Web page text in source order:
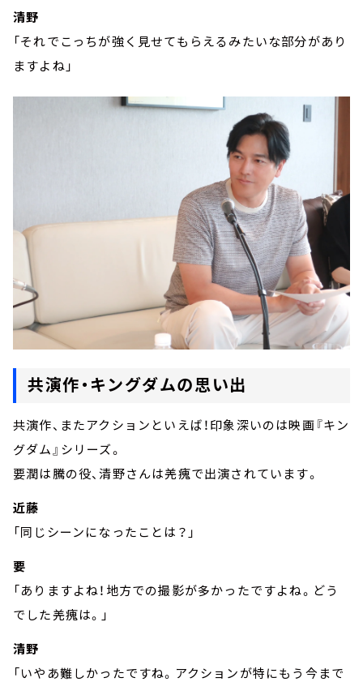
清野
「それでこっちが強く見せてもらえるみたいな部分があり
ますよね」
共演作・キングダムの思い出
共演作、またアクションといえば！印象深いのは映画『キン
グダム』シリーズ。
要潤は騰の役、清野さんは羌瘣で出演されています。
近藤
「同じシーンになったことは？」
要
「ありますよね！地方での撮影が多かったですよね。どう
でした羌瘣は。」
清野
「いやあ難しかったですね。アクションが特にもう今まで